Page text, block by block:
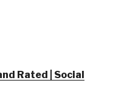
Rated | Social